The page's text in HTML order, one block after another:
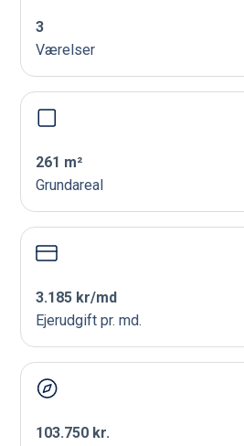
3
Værelser
261 m²
Grundareal
3.185 kr/md
Ejerudgift pr. md.
103.750 kr.